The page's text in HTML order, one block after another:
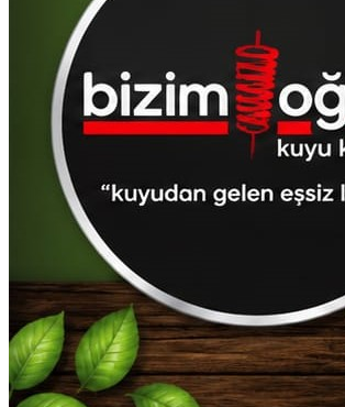
Amasya
Artvin
Aydın
Balıkesir
Bayburt
Bilecik
Bingöl
Bitlis
Bolu
Burdur
Bursa
Çanakkale
Çankırı
Çorum